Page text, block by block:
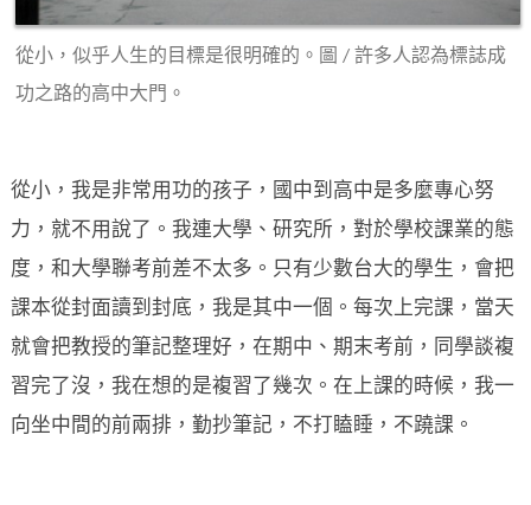
從小，似乎人生的目標是很明確的。圖 / 許多人認為標誌成
功之路的高中大門。
從小，我是非常用功的孩子，國中到高中是多麼專心努
力，就不用說了。我連大學、研究所，對於學校課業的態
度，和大學聯考前差不太多。只有少數台大的學生，會把
課本從封面讀到封底，我是其中一個。每次上完課，當天
就會把教授的筆記整理好，在期中、期末考前，同學談複
習完了沒，我在想的是複習了幾次。在上課的時候，我一
向坐中間的前兩排，勤抄筆記，不打瞌睡，不蹺課。